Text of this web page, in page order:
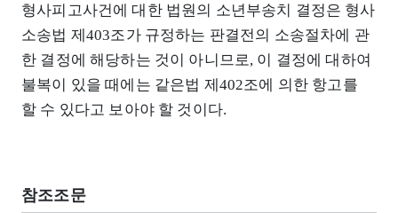
형사피고사건에 대한 법원의 소년부송치 결정은 형사
소송법 제403조가 규정하는 판결전의 소송절차에 관
한 결정에 해당하는 것이 아니므로, 이 결정에 대하여
불복이 있을 때에는 같은법 제402조에 의한 항고를
할 수 있다고 보아야 할 것이다.
참조조문